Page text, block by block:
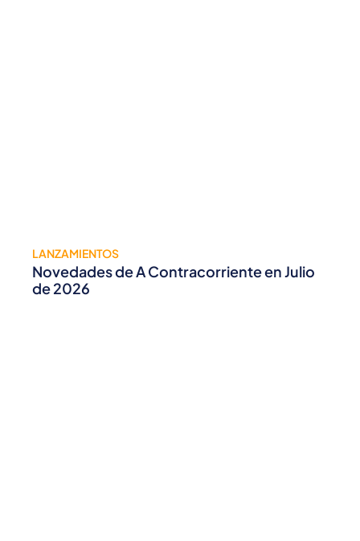
LANZAMIENTOS
Novedades de A Contracorriente en Julio
de 2026